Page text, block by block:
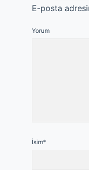
E-posta
Yorum
İsim*